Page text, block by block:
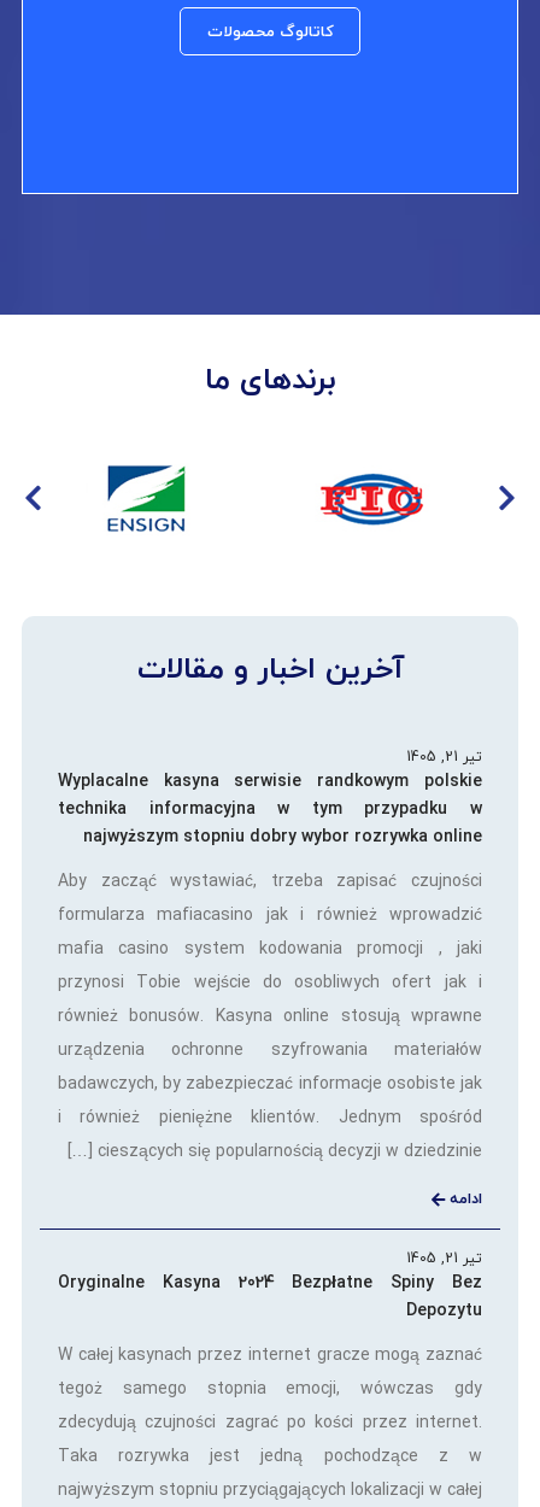
کاتالوگ محصولات
برندهای ما
آخرین اخبار و مقالات
تیر 21, 1405
Wyplacalne kasyna serwisie randkowym polskie
technika informacyjna w tym przypadku w
najwyższym stopniu dobry wybor rozrywka online
Aby zacząć wystawiać, trzeba zapisać czujności
formularza mafiacasino jak i również wprowadzić
mafia casino system kodowania promocji , jaki
przynosi Tobie wejście do osobliwych ofert jak i
również bonusów. Kasyna online stosują wprawne
urządzenia ochronne szyfrowania materiałów
badawczych, by zabezpieczać informacje osobiste jak
i również pieniężne klientów. Jednym spośród
cieszących się popularnością decyzji w dziedzinie […]
ادامه
تیر 21, 1405
Oryginalne Kasyna 2024 Bezpłatne Spiny Bez
Depozytu
W całej kasynach przez internet gracze mogą zaznać
tegoż samego stopnia emocji, wówczas gdy
zdecydują czujności zagrać po kości przez internet.
Taka rozrywka jest jedną pochodzące z w
najwyższym stopniu przyciągających lokalizacji w całej